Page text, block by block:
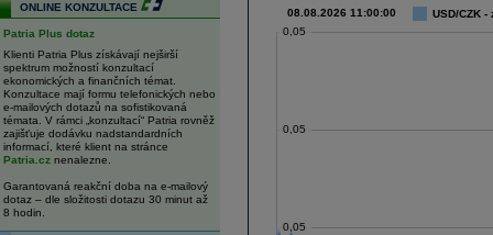
ONLINE KONZULTACE
Patria Plus dotaz
Klienti Patria Plus získávají nejširší
spektrum možností konzultací
ekonomických a finančních témat.
Konzultace mají formu telefonických nebo
e-mailových dotazů na sofistikovaná
témata. V rámci „konzultací“ Patria rovněž
zajišťuje dodávku nadstandardních
informací, které klient na stránce
Patria.cz nenalezne.
Garantovaná reakční doba na e-mailový
dotaz – dle složitosti dotazu 30 minut až
8 hodin.
0,05
0,05
0,05
08.08.2026 11:00:00 USD/CZK -